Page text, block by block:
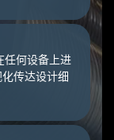
任何设备上进
传达设计细